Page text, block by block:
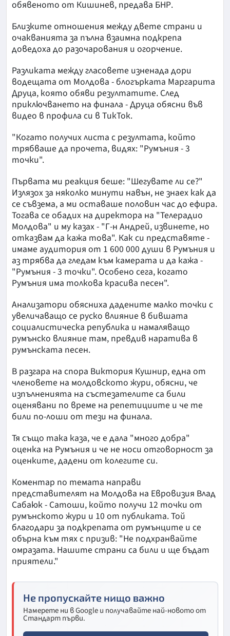
обявеното от Кишинев, предава БНР.
Близките отношения между двете страни и
очакванията за пълна взаимна подкрепа
доведоха до разочарования и огорчение.
Разликата между гласовете изненада дори
водещата от Молдова - блогърката Маргарита
Друца, която обяви резултатите. След
приключването на финала - Друца обясни във
видео в профила си в ТикТок.
"Когато получих листа с резултата, който
трябваше да прочета, видях: "Румъния - 3
точки".
Първата ми реакция беше: "Шегувате ли се?"
Излязох за няколко минути навън, не знаех как да
се съвзема, а ми оставаше половин час до ефира.
Тогава се обадих на директора на "Телерадио
Молдова" и му казах - "Г-н Андрей, извинете, но
отказвам да кажа това". Как си представяте -
имаме аудитория от 1 600 000 души в Румъния и
аз трябва да гледам към камерата и да кажа -
"Румъния - 3 точки". Особено сега, когато
Румъния има толкова красива песен".
Анализатори обясниха дадените малко точки с
увеличаващо се руско влияние в бившата
социалистическа република и намаляващо
румънско влияние там, превдив наратива в
румънската песен.
В разгара на спора Виктория Кушнир, една от
членовете на молдовското жури, обясни, че
изпълненията на състезателите са били
оценявани по време на репетициите и че те
били по-лоши от тези на финала.
Тя също така каза, че е дала "много добра"
оценка на Румъния и че не носи отговорност за
оценките, дадени от колегите си.
Коментар по темата направи
представителят на Молдова на Евровизия Влад
Сабаюк - Сатоши, който получи 12 точки от
румънското жури и 10 от публиката. Той
благодари за подкрепата от румънците и се
обърна към тях с призив: "Не подхранвайте
омразата. Нашите страни са били и ще бъдат
приятели."
Не пропускайте нищо важно
Намерете ни в Google и получавайте най-новото от
Стандарт първи.